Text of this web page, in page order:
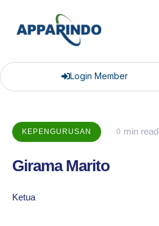
Login Member
KEPENGURUSAN 0 min read
Girama Marito
Ketua